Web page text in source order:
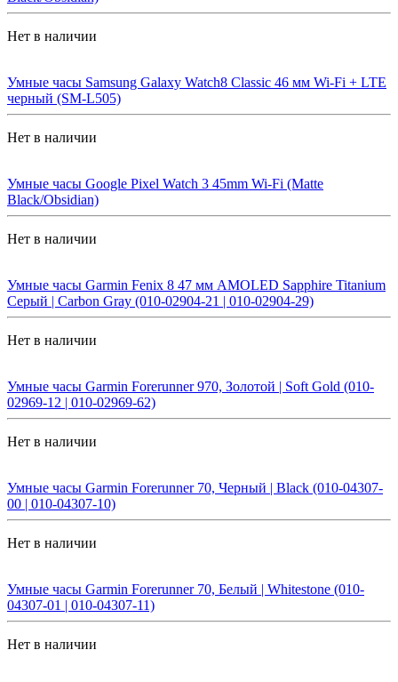
Нет в наличии
Умные часы Samsung Galaxy Watch8 Classic 46 мм Wi-Fi + LTE
черный (SM-L505)
Нет в наличии
Умные часы Google Pixel Watch 3 45mm Wi-Fi (Matte
Black/Obsidian)
Нет в наличии
Умные часы Garmin Fenix 8 47 мм AMOLED Sapphire Titanium
Серый | Carbon Gray (010-02904-21 | 010-02904-29)
Нет в наличии
Умные часы Garmin Forerunner 970, Золотой | Soft Gold (010-
02969-12 | 010-02969-62)
Нет в наличии
Умные часы Garmin Forerunner 70, Черный | Black (010-04307-
00 | 010-04307-10)
Нет в наличии
Умные часы Garmin Forerunner 70, Белый | Whitestone (010-
04307-01 | 010-04307-11)
Нет в наличии